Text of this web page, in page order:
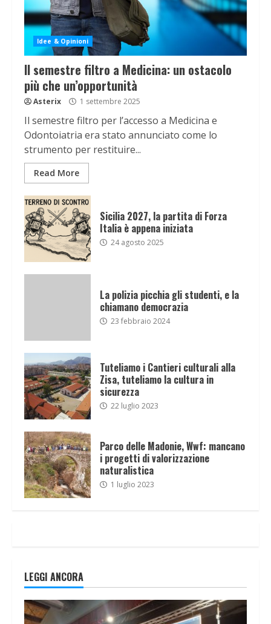
Idee & Opinioni
Il semestre filtro a Medicina: un ostacolo
più che un’opportunità
Asterix 1 settembre 2025
Il semestre filtro per l’accesso a Medicina e
Odontoiatria era stato annunciato come lo
strumento per restituire...
Read More
Sicilia 2027, la partita di Forza
Italia è appena iniziata
24 agosto 2025
La polizia picchia gli studenti, e la
chiamano democrazia
23 febbraio 2024
Tuteliamo i Cantieri culturali alla
Zisa, tuteliamo la cultura in
sicurezza
22 luglio 2023
Parco delle Madonie, Wwf: mancano
i progetti di valorizzazione
naturalistica
1 luglio 2023
LEGGI ANCORA